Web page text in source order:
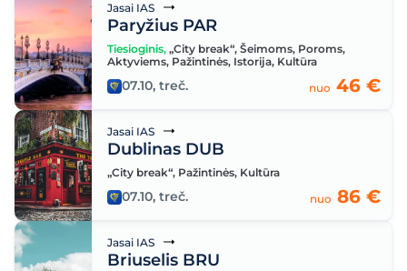
Jasai IAS
Paryžius PAR
Tiesioginis, „City break“, Šeimoms, Poroms,
Aktyviems, Pažintinės, Istorija, Kultūra
07.10, treč. nuo 46 €
Jasai IAS
Dublinas DUB
„City break“, Pažintinės, Kultūra
07.10, treč. nuo 86 €
Jasai IAS
Briuselis BRU